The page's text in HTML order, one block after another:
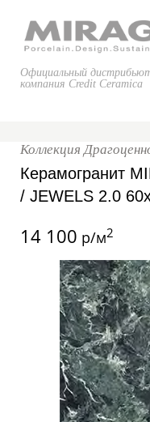
Официальный
компания Credit Ceramica
Коллекция
Керамогранит
/ JEWELS 2.0
14 100 р/м2